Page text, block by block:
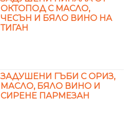
ОКТОПОД С МАСЛО,
ЧЕСЪН И БЯЛО ВИНО НА
ТИГАН
ЗАДУШЕНИ ГЪБИ С ОРИЗ,
МАСЛО, БЯЛО ВИНО И
СИРЕНЕ ПАРМЕЗАН